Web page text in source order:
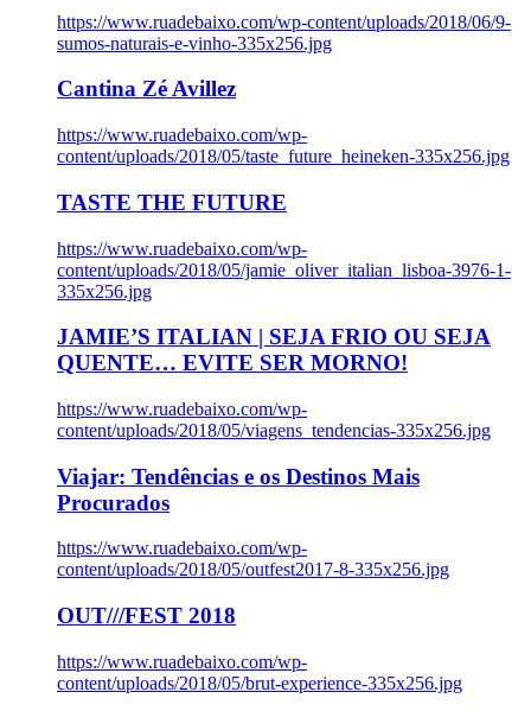
https://www.ruadebaixo.com/wp-content/uploads/2018/06/9-
sumos-naturais-e-vinho-335x256.jpg
Cantina Zé Avillez
https://www.ruadebaixo.com/wp-
content/uploads/2018/05/taste_future_heineken-335x256.jpg
TASTE THE FUTURE
https://www.ruadebaixo.com/wp-
content/uploads/2018/05/jamie_oliver_italian_lisboa-3976-1-
335x256.jpg
JAMIE’S ITALIAN | SEJA FRIO OU SEJA
QUENTE… EVITE SER MORNO!
https://www.ruadebaixo.com/wp-
content/uploads/2018/05/viagens_tendencias-335x256.jpg
Viajar: Tendências e os Destinos Mais
Procurados
https://www.ruadebaixo.com/wp-
content/uploads/2018/05/outfest2017-8-335x256.jpg
OUT///FEST 2018
https://www.ruadebaixo.com/wp-
content/uploads/2018/05/brut-experience-335x256.jpg